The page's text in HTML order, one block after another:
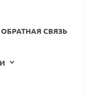
ОБРАТНАЯ СВЯЗЬ